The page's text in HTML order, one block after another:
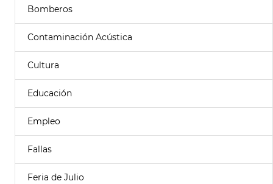
Bomberos
Contaminación Acústica
Cultura
Educación
Empleo
Fallas
Feria de Julio